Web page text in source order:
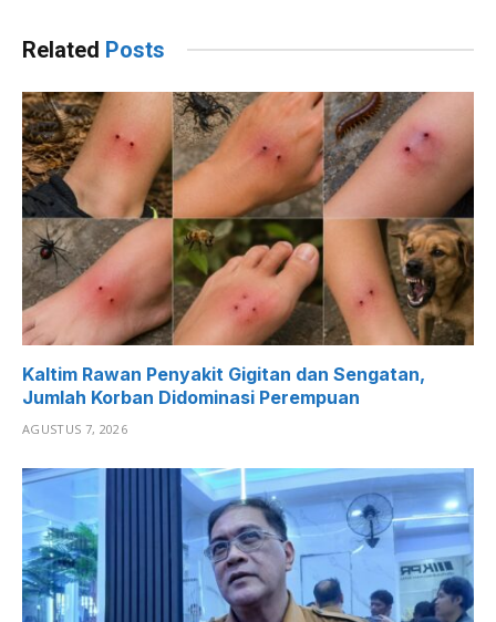
Related Posts
Kaltim Rawan Penyakit Gigitan dan Sengatan,
Jumlah Korban Didominasi Perempuan
AGUSTUS 7, 2026